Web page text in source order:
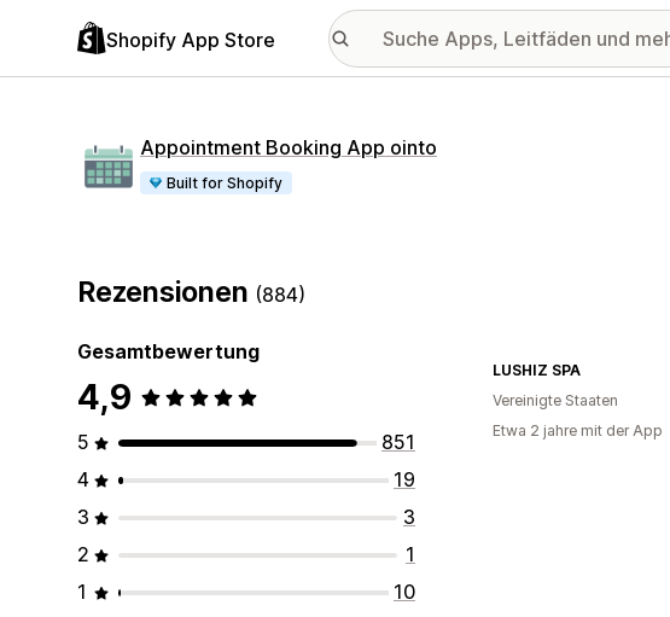
Shopify App Store
Appointment Booking App ointo
Built for Shopify
Rezensionen (884)
Gesamtbewertung
4,9
5
851
4
19
3
3
2
1
1
10
LUSHIZ SPA
Vereinigte Staaten
Etwa 2 jahre mit der App